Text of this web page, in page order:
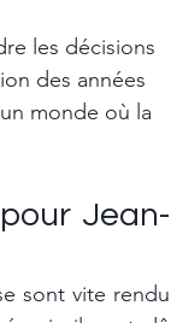
les décisions
des années
monde où la
Jean-
sont vite rendu